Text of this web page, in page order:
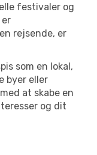
festivaler og
rejsende, er
som en lokal,
byer eller
at skabe en
og dit